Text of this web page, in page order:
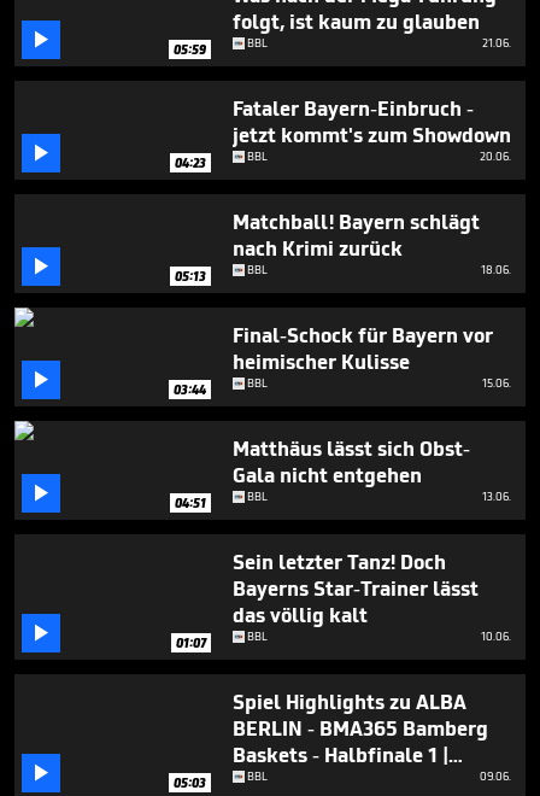
minutes,
seconds
 05:59
folgt, ist kaum zu glauben
BBL 21.06.
 04:23
Fataler Bayern-Einbruch -
jetzt kommt's zum Showdown
BBL 20.06.
 05:13
Matchball! Bayern schlägt
nach Krimi zurück
BBL 18.06.
 03:44
Final-Schock für Bayern vor
heimischer Kulisse
BBL 15.06.
 04:51
Matthäus lässt sich Obst-
Gala nicht entgehen
BBL 13.06.
 01:07
Sein letzter Tanz! Doch
Bayerns Star-Trainer lässt
das völlig kalt
BBL 10.06.
 05:03
Spiel Highlights zu ALBA
BERLIN - BMA365 Bamberg
Baskets - Halbfinale 1 |
Playoffs – Halbfinale Spiel 5
BBL 09.06.